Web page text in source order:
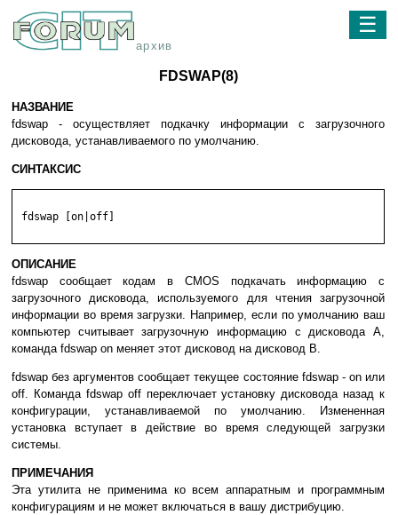
архив
☰
FDSWAP(8)
НАЗВАНИЕ
fdswap - осуществляет подкачку информации с загрузочного
дисковода, устанавливаемого по умолчанию.
СИНТАКСИС
fdswap [on|off]
ОПИСАНИЕ
fdswap сообщает кодам в CMOS подкачать информацию с
загрузочного дисковода, используемого для чтения загрузочной
информации во время загрузки. Например, если по умолчанию ваш
компьютер считывает загрузочную информацию с дисковода A,
команда fdswap on меняет этот дисковод на дисковод B.
fdswap без аргументов сообщает текущее состояние fdswap - on или
off. Команда fdswap off переключает установку дисковода назад к
конфигурации, устанавливаемой по умолчанию. Измененная
установка вступает в действие во время следующей загрузки
системы.
ПРИМЕЧАНИЯ
Эта утилита не применима ко всем аппаратным и программным
конфигурациям и не может включаться в вашу дистрибуцию.